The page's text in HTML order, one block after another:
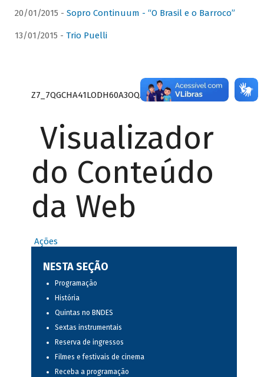
20/01/2015 - Sopro Continuum - “O Brasil e o Barroco”
13/01/2015 - Trio Puelli
Z7_7QGCHA41LODH60A3OQA8RN1415
Visualizador
do Conteúdo
da Web
Ações
NESTA SEÇÃO
Programação
História
Quintas no BNDES
Sextas instrumentais
Reserva de ingressos
Filmes e festivais de cinema
Receba a programação